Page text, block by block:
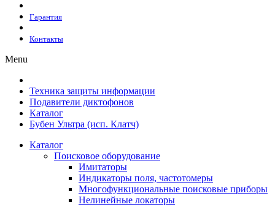
Гарантия
Контакты
Menu
Техника защиты информации
Подавители диктофонов
Каталог
Бубен Ультра (исп. Клатч)
Каталог
Поисковое оборудование
Имитаторы
Индикаторы поля, частотомеры
Многофункциональные поисковые приборы
Нелинейные локаторы